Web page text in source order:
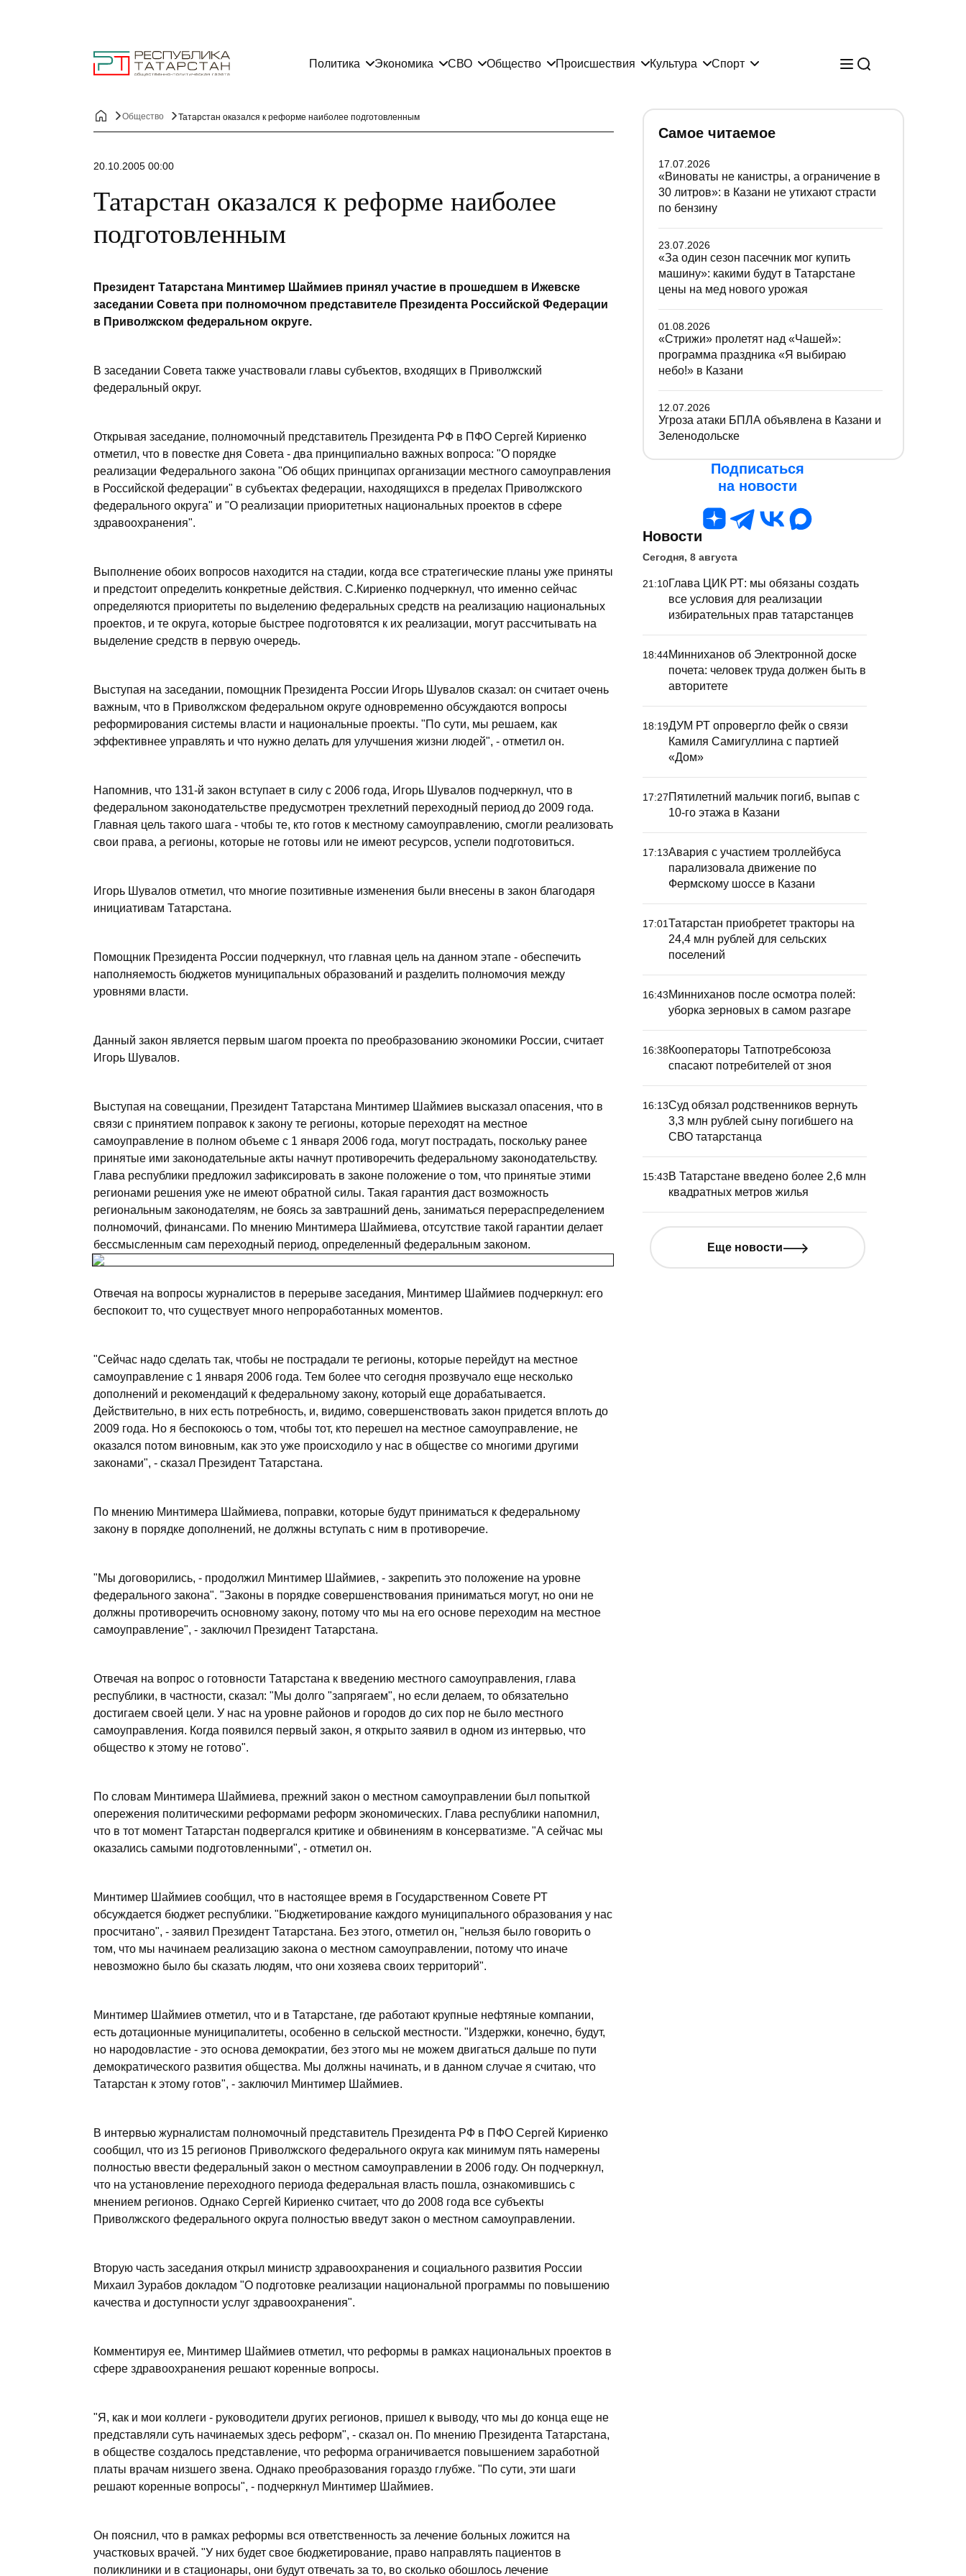
Политика Экономика СВО Общество Происшествия Культура Спорт
Общество Татарстан оказался к реформе наиболее подготовленным
20.10.2005 00:00
Татарстан оказался к реформе наиболее
подготовленным
Президент Татарстана Минтимер Шаймиев принял участие в прошедшем в Ижевске
заседании Совета при полномочном представителе Президента Российской Федерации
в Приволжском федеральном округе.
В заседании Совета также участвовали главы субъектов, входящих в Приволжский
федеральный округ.
Открывая заседание, полномочный представитель Президента РФ в ПФО Сергей Кириенко
отметил, что в повестке дня Совета - два принципиально важных вопроса: "О порядке
реализации Федерального закона "Об общих принципах организации местного самоуправления
в Российской федерации" в субъектах федерации, находящихся в пределах Приволжского
федерального округа" и "О реализации приоритетных национальных проектов в сфере
здравоохранения".
Выполнение обоих вопросов находится на стадии, когда все стратегические планы уже приняты
и предстоит определить конкретные действия. С.Кириенко подчеркнул, что именно сейчас
определяются приоритеты по выделению федеральных средств на реализацию национальных
проектов, и те округа, которые быстрее подготовятся к их реализации, могут рассчитывать на
выделение средств в первую очередь.
Выступая на заседании, помощник Президента России Игорь Шувалов сказал: он считает очень
важным, что в Приволжском федеральном округе одновременно обсуждаются вопросы
реформирования системы власти и национальные проекты. "По сути, мы решаем, как
эффективнее управлять и что нужно делать для улучшения жизни людей", - отметил он.
Напомнив, что 131-й закон вступает в силу с 2006 года, Игорь Шувалов подчеркнул, что в
федеральном законодательстве предусмотрен трехлетний переходный период до 2009 года.
Главная цель такого шага - чтобы те, кто готов к местному самоуправлению, смогли реализовать
свои права, а регионы, которые не готовы или не имеют ресурсов, успели подготовиться.
Игорь Шувалов отметил, что многие позитивные изменения были внесены в закон благодаря
инициативам Татарстана.
Помощник Президента России подчеркнул, что главная цель на данном этапе - обеспечить
наполняемость бюджетов муниципальных образований и разделить полномочия между
уровнями власти.
Данный закон является первым шагом проекта по преобразованию экономики России, считает
Игорь Шувалов.
Выступая на совещании, Президент Татарстана Минтимер Шаймиев высказал опасения, что в
связи с принятием поправок к закону те регионы, которые переходят на местное
самоуправление в полном объеме с 1 января 2006 года, могут пострадать, поскольку ранее
принятые ими законодательные акты начнут противоречить федеральному законодательству.
Глава республики предложил зафиксировать в законе положение о том, что принятые этими
регионами решения уже не имеют обратной силы. Такая гарантия даст возможность
региональным законодателям, не боясь за завтрашний день, заниматься перераспределением
полномочий, финансами. По мнению Минтимера Шаймиева, отсутствие такой гарантии делает
бессмысленным сам переходный период, определенный федеральным законом.
Отвечая на вопросы журналистов в перерыве заседания, Минтимер Шаймиев подчеркнул: его
беспокоит то, что существует много непроработанных моментов.
"Сейчас надо сделать так, чтобы не пострадали те регионы, которые перейдут на местное
самоуправление с 1 января 2006 года. Тем более что сегодня прозвучало еще несколько
дополнений и рекомендаций к федеральному закону, который еще дорабатывается.
Действительно, в них есть потребность, и, видимо, совершенствовать закон придется вплоть до
2009 года. Но я беспокоюсь о том, чтобы тот, кто перешел на местное самоуправление, не
оказался потом виновным, как это уже происходило у нас в обществе со многими другими
законами", - сказал Президент Татарстана.
По мнению Минтимера Шаймиева, поправки, которые будут приниматься к федеральному
закону в порядке дополнений, не должны вступать с ним в противоречие.
"Мы договорились, - продолжил Минтимер Шаймиев, - закрепить это положение на уровне
федерального закона". "Законы в порядке совершенствования приниматься могут, но они не
должны противоречить основному закону, потому что мы на его основе переходим на местное
самоуправление", - заключил Президент Татарстана.
Отвечая на вопрос о готовности Татарстана к введению местного самоуправления, глава
республики, в частности, сказал: "Мы долго "запрягаем", но если делаем, то обязательно
достигаем своей цели. У нас на уровне районов и городов до сих пор не было местного
самоуправления. Когда появился первый закон, я открыто заявил в одном из интервью, что
общество к этому не готово".
По словам Минтимера Шаймиева, прежний закон о местном самоуправлении был попыткой
опережения политическими реформами реформ экономических. Глава республики напомнил,
что в тот момент Татарстан подвергался критике и обвинениям в консерватизме. "А сейчас мы
оказались самыми подготовленными", - отметил он.
Минтимер Шаймиев сообщил, что в настоящее время в Государственном Совете РТ
обсуждается бюджет республики. "Бюджетирование каждого муниципального образования у нас
просчитано", - заявил Президент Татарстана. Без этого, отметил он, "нельзя было говорить о
том, что мы начинаем реализацию закона о местном самоуправлении, потому что иначе
невозможно было бы сказать людям, что они хозяева своих территорий".
Минтимер Шаймиев отметил, что и в Татарстане, где работают крупные нефтяные компании,
есть дотационные муниципалитеты, особенно в сельской местности. "Издержки, конечно, будут,
но народовластие - это основа демократии, без этого мы не можем двигаться дальше по пути
демократического развития общества. Мы должны начинать, и в данном случае я считаю, что
Татарстан к этому готов", - заключил Минтимер Шаймиев.
В интервью журналистам полномочный представитель Президента РФ в ПФО Сергей Кириенко
сообщил, что из 15 регионов Приволжского федерального округа как минимум пять намерены
полностью ввести федеральный закон о местном самоуправлении в 2006 году. Он подчеркнул,
что на установление переходного периода федеральная власть пошла, ознакомившись с
мнением регионов. Однако Сергей Кириенко считает, что до 2008 года все субъекты
Приволжского федерального округа полностью введут закон о местном самоуправлении.
Вторую часть заседания открыл министр здравоохранения и социального развития России
Михаил Зурабов докладом "О подготовке реализации национальной программы по повышению
качества и доступности услуг здравоохранения".
Комментируя ее, Минтимер Шаймиев отметил, что реформы в рамках национальных проектов в
сфере здравоохранения решают коренные вопросы.
"Я, как и мои коллеги - руководители других регионов, пришел к выводу, что мы до конца еще не
представляли суть начинаемых здесь реформ", - сказал он. По мнению Президента Татарстана,
в обществе создалось представление, что реформа ограничивается повышением заработной
платы врачам низшего звена. Однако преобразования гораздо глубже. "По сути, эти шаги
решают коренные вопросы", - подчеркнул Минтимер Шаймиев.
Он пояснил, что в рамках реформы вся ответственность за лечение больных ложится на
участковых врачей. "У них будет свое бюджетирование, право направлять пациентов в
поликлиники и в стационары, они будут отвечать за то, во сколько обошлось лечение
Самое читаемое
17.07.2026
«Виноваты не канистры, а ограничение в
30 литров»: в Казани не утихают страсти
по бензину
23.07.2026
«За один сезон пасечник мог купить
машину»: какими будут в Татарстане
цены на мед нового урожая
01.08.2026
«Стрижи» пролетят над «Чашей»:
программа праздника «Я выбираю
небо!» в Казани
12.07.2026
Угроза атаки БПЛА объявлена в Казани и
Зеленодольске
Подписаться
на новости
Новости
Сегодня, 8 августа
21:10Глава ЦИК РТ: мы обязаны создать
все условия для реализации
избирательных прав татарстанцев
18:44Минниханов об Электронной доске
почета: человек труда должен быть в
авторитете
18:19ДУМ РТ опровергло фейк о связи
Камиля Самигуллина с партией
«Дом»
17:27Пятилетний мальчик погиб, выпав с
10-го этажа в Казани
17:13Авария с участием троллейбуса
парализовала движение по
Фермскому шоссе в Казани
17:01Татарстан приобретет тракторы на
24,4 млн рублей для сельских
поселений
16:43Минниханов после осмотра полей:
уборка зерновых в самом разгаре
16:38Кооператоры Татпотребсоюза
спасают потребителей от зноя
16:13Суд обязал родственников вернуть
3,3 млн рублей сыну погибшего на
СВО татарстанца
15:43В Татарстане введено более 2,6 млн
квадратных метров жилья
Еще новости